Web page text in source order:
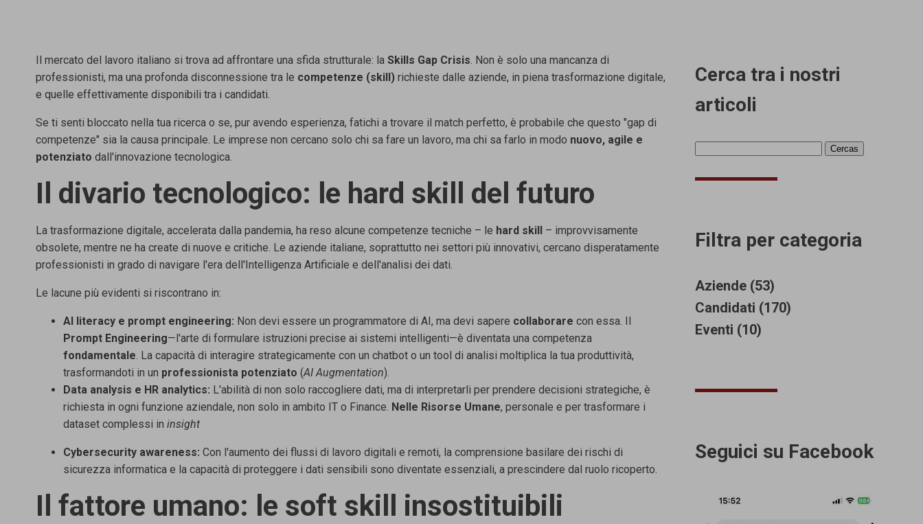
Il mercato del lavoro italiano si trova ad affrontare una sfida strutturale: la Skills Gap Crisis. Non è solo una mancanza di
professionisti, ma una profonda disconnessione tra le competenze (skill) richieste dalle aziende, in piena trasformazione digitale,
e quelle effettivamente disponibili tra i candidati.
Se ti senti bloccato nella tua ricerca o se, pur avendo esperienza, fatichi a trovare il match perfetto, è probabile che questo "gap di
competenze" sia la causa principale. Le imprese non cercano solo chi sa fare un lavoro, ma chi sa farlo in modo nuovo, agile e
potenziato dall'innovazione tecnologica.
Il divario tecnologico: le hard skill del futuro
La trasformazione digitale, accelerata dalla pandemia, ha reso alcune competenze tecniche – le hard skill – improvvisamente
obsolete, mentre ne ha create di nuove e critiche. Le aziende italiane, soprattutto nei settori più innovativi, cercano disperatamente
professionisti in grado di navigare l'era dell'Intelligenza Artificiale e dell'analisi dei dati.
Le lacune più evidenti si riscontrano in:
AI literacy e prompt engineering: Non devi essere un programmatore di AI, ma devi sapere collaborare con essa. Il
Prompt Engineering—l'arte di formulare istruzioni precise ai sistemi intelligenti—è diventata una competenza
fondamentale. La capacità di interagire strategicamente con un chatbot o un tool di analisi moltiplica la tua produttività,
trasformandoti in un professionista potenziato (AI Augmentation).
Data analysis e HR analytics: L'abilità di non solo raccogliere dati, ma di interpretarli per prendere decisioni strategiche, è
richiesta in ogni funzione aziendale, non solo in ambito IT o Finance. Nelle Risorse Umane, personale e per trasformare i
dataset complessi in insight
Cybersecurity awareness: Con l'aumento dei flussi di lavoro digitali e remoti, la comprensione basilare dei rischi di
sicurezza informatica e la capacità di proteggere i dati sensibili sono diventate essenziali, a prescindere dal ruolo ricoperto.
Il fattore umano: le soft skill insostituibili
Cerca tra i nostri
articoli
Filtra per categoria
Aziende (53)
Candidati (170)
Eventi (10)
Seguici su Facebook